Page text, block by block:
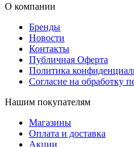
О компании
Бренды
Новости
Контакты
Публичная Оферта
Политика
Согласие на обработку
Нашим покупателям
Магазины
Оплата и доставка
Акции